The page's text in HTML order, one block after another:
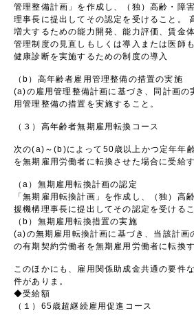
管理整備計画」を作成し、（独）高齢・障
理事長に提出してその認定を受けること。
増大するための能力開発、能力評価、賃金
管理制度の見直しもしくは導入または医師
健康診断を実施するための制度の導入
（b）高年齢者雇用管理整備の措置の実施
(a)の雇用管理整備計画に基づき、同計画の
用管理整備の措置を実施すること。
（３）高年齢者無期雇用転換コース
次の(a)～(b)によって50歳以上かつ定年年
を無期雇用労働者に転換させた場合に受給
（a）無期雇用転換計画の認定
「無期雇用転換計画」を作成し、（独）高
援機構理事長に提出してその認定を受けるこ
（b）無期雇用転換措置の実施
(a)の無期雇用転換計画に基づき、当該計画
の有期契約労働者を無期雇用労働者に転換す
このほかにも、雇用関係助成金共通の要件
件がありま。
◆受給額
（１）65歳超継続雇用促進コース